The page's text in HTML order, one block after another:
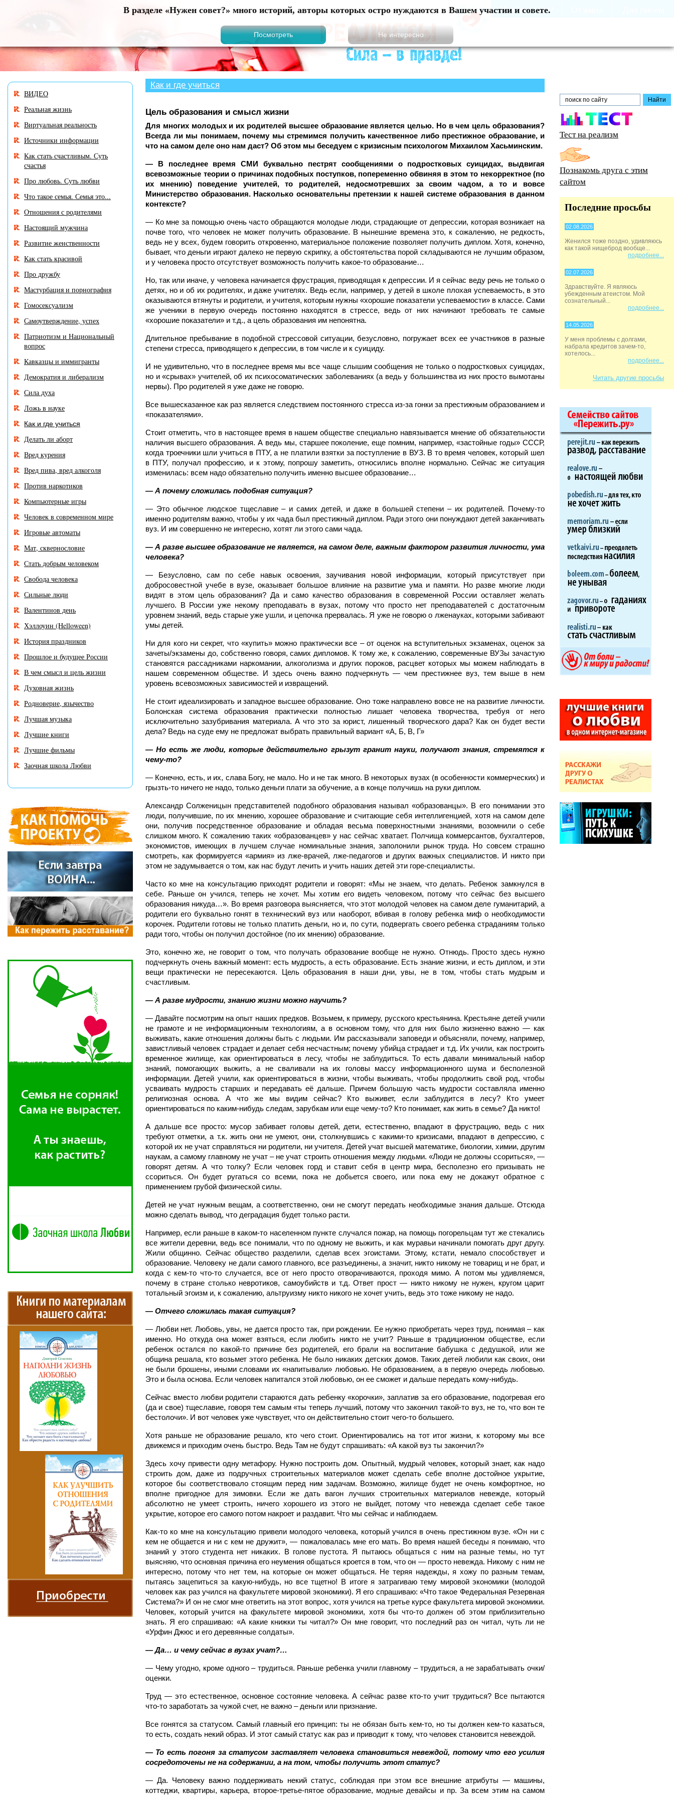
В разделе «Нужен совет?» много историй, авторы которых остро нуждаются в Вашем участии и совете.
Как и где учиться
Цель образования и смысл жизни
Для многих молодых и их родителей высшее образование является целью. Но в чем цель образования?
Всегда ли мы понимаем, почему мы стремимся получить качественное либо престижное образование, и
что на самом деле оно нам даст? Об этом мы беседуем с кризисным психологом Михаилом Хасьминским.
— В последнее время СМИ буквально пестрят сообщениями о подростковых суицидах, выдвигая
всевозможные теории о причинах подобных поступков, попеременно обвиняя в этом то некорректное (по
их мнению) поведение учителей, то родителей, недосмотревших за своим чадом, а то и вовсе
Министерство образования. Насколько основательны претензии к нашей системе образования в данном
контексте?
— Ко мне за помощью очень часто обращаются молодые люди, страдающие от депрессии, которая возникает на
почве того, что человек не может получить образование. В нынешние времена это, к сожалению, не редкость,
ведь не у всех, будем говорить откровенно, материальное положение позволяет получить диплом. Хотя, конечно,
бывает, что деньги играют далеко не первую скрипку, а обстоятельства порой складываются не лучшим образом,
и у человека просто отсутствует возможность получить какое-то образование…
Но, так или иначе, у человека начинается фрустрация, приводящая к депрессии. И я сейчас веду речь не только о
детях, но и об их родителях, и даже учителях. Ведь если, например, у детей в школе плохая успеваемость, в это
оказываются втянуты и родители, и учителя, которым нужны «хорошие показатели успеваемости» в классе. Сами
же ученики в первую очередь постоянно находятся в стрессе, ведь от них начинают требовать те самые
«хорошие показатели» и т.д., а цель образования им непонятна.
Длительное пребывание в подобной стрессовой ситуации, безусловно, погружает всех ее участников в разные
степени стресса, приводящего к депрессии, в том числе и к суициду.
И не удивительно, что в последнее время мы все чаще слышим сообщения не только о подростковых суицидах,
но и «срывах» учителей, об их психосоматических заболеваниях (а ведь у большинства из них просто вымотаны
нервы). Про родителей я уже даже не говорю.
Все вышесказанное как раз является следствием постоянного стресса из-за гонки за престижным образованием и
«показателями».
Стоит отметить, что в настоящее время в нашем обществе специально навязывается мнение об обязательности
наличия высшего образования. А ведь мы, старшее поколение, еще помним, например, «застойные годы» СССР,
когда троечники шли учиться в ПТУ, а не платили взятки за поступление в ВУЗ. В то время человек, который шел
в ПТУ, получал профессию, и к этому, попрошу заметить, относились вполне нормально. Сейчас же ситуация
изменилась: всем надо обязательно получить именно высшее образование…
— А почему сложилась подобная ситуация?
— Это обычное людское тщеславие – и самих детей, и даже в большей степени – их родителей. Почему-то
именно родителям важно, чтобы у их чада был престижный диплом. Ради этого они понуждают детей заканчивать
вуз. И им совершенно не интересно, хотят ли этого сами чада.
— А разве высшее образование не является, на самом деле, важным фактором развития личности, ума
человека?
— Безусловно, сам по себе навык освоения, заучивания новой информации, который присутствует при
добросовестной учебе в вузе, оказывает большое влияние на развитие ума и памяти. Но разве многие люди
видят в этом цель образования? Да и само качество образования в современной России оставляет желать
лучшего. В России уже некому преподавать в вузах, потому что просто нет преподавателей с достаточным
уровнем знаний, ведь старые уже ушли, и цепочка прервалась. Я уже не говорю о лженауках, которыми забивают
умы детей.
Ни для кого ни секрет, что «купить» можно практически все – от оценок на вступительных экзаменах, оценок за
зачеты/экзамены до, собственно говоря, самих дипломов. К тому же, к сожалению, современные ВУЗы зачастую
становятся рассадниками наркомании, алкоголизма и других пороков, расцвет которых мы можем наблюдать в
нашем современном обществе. И здесь очень важно подчеркнуть — чем престижнее вуз, тем выше в нем
уровень всевозможных зависимостей и извращений.
Не стоит идеализировать и западное высшее образование. Оно тоже направлено вовсе не на развитие личности.
Болонская система образования практически полностью лишает человека творчества, требуя от него
исключительно зазубривания материала. А что это за юрист, лишенный творческого дара? Как он будет вести
дела? Ведь на суде ему не предложат выбрать правильный вариант «А, Б, В, Г»
— Но есть же люди, которые действительно грызут гранит науки, получают знания, стремятся к
чему-то?
— Конечно, есть, и их, слава Богу, не мало. Но и не так много. В некоторых вузах (в особенности коммерческих) и
грызть-то ничего не надо, только деньги плати за обучение, а в конце получишь на руки диплом.
Александр Солженицын представителей подобного образования называл «образованцы». В его понимании это
люди, получившие, по их мнению, хорошее образование и считающие себя интеллигенцией, хотя на самом деле
они, получив посредственное образование и обладая весьма поверхностными знаниями, возомнили о себе
слишком много. К сожалению таких «образованцев» у нас сейчас хватает. Полчища коммерсантов, бухгалтеров,
экономистов, имеющих в лучшем случае номинальные знания, заполонили рынок труда. Но совсем страшно
смотреть, как формируется «армия» из лже-врачей, лже-педагогов и других важных специалистов. И никто при
этом не задумывается о том, как нас будут лечить и учить наших детей эти горе-специалисты.
Часто ко мне на консультацию приходят родители и говорят: «Мы не знаем, что делать. Ребенок замкнулся в
себе. Раньше он учился, теперь не хочет. Мы хотим его видеть человеком, потому что сейчас без высшего
образования никуда…». Во время разговора выясняется, что этот молодой человек на самом деле гуманитарий, а
родители его буквально гонят в технический вуз или наоборот, вбивая в голову ребенка миф о необходимости
корочек. Родители готовы не только платить деньги, но и, по сути, подвергать своего ребенка страданиям только
ради того, чтобы он получил достойное (по их мнению) образование.
Это, конечно же, не говорит о том, что получать образование вообще не нужно. Отнюдь. Просто здесь нужно
подчеркнуть очень важный момент: есть мудрость, а есть образование. Есть знание жизни, и есть диплом, и эти
вещи практически не пересекаются. Цель образования в наши дни, увы, не в том, чтобы стать мудрым и
счастливым.
— А разве мудрости, знанию жизни можно научить?
— Давайте посмотрим на опыт наших предков. Возьмем, к примеру, русского крестьянина. Крестьяне детей учили
не грамоте и не информационным технологиям, а в основном тому, что для них было жизненно важно — как
выживать, какие отношения должны быть с людьми. Им рассказывали заповеди и объясняли, почему, например,
завистливый человек страдает и делает себя несчастным; почему убийца страдает и т.д. Их учили, как построить
временное жилище, как ориентироваться в лесу, чтобы не заблудиться. То есть давали минимальный набор
знаний, помогающих выжить, а не сваливали на их головы массу информационного шума и бесполезной
информации. Детей учили, как ориентироваться в жизни, чтобы выживать, чтобы продолжить свой род, чтобы
усваивать мудрость старших и передавать её дальше. Причем большую часть мудрости составляла именно
религиозная основа. А что же мы видим сейчас? Кто выживет, если заблудится в лесу? Кто умеет
ориентироваться по каким-нибудь следам, зарубкам или еще чему-то? Кто понимает, как жить в семье? Да никто!
А дальше все просто: мусор забивает головы детей, дети, естественно, впадают в фрустрацию, ведь с них
требуют отметки, а т.к. жить они не умеют, они, столкнувшись с какими-то кризисами, впадают в депрессию, с
которой их не учат справляться ни родители, ни учителя. Детей учат высшей математике, биологии, химии, другим
наукам, а самому главному не учат – не учат строить отношения между людьми. «Люди не должны ссориться», —
говорят детям. А что толку? Если человек горд и ставит себя в центр мира, бесполезно его призывать не
ссориться. Он будет ругаться со всеми, пока не добьется своего, или пока ему не докажут обратное с
применением грубой физической силы.
Детей не учат нужным вещам, а соответственно, они не смогут передать необходимые знания дальше. Отсюда
можно сделать вывод, что деградация будет только расти.
Например, если раньше в каком-то населенном пункте случался пожар, на помощь погорельцам тут же стекались
все жители деревни, ведь все понимали, что по одному не выжить, и как муравьи начинали помогать друг другу.
Жили общинно. Сейчас общество разделили, сделав всех эгоистами. Этому, кстати, немало способствует и
образование. Человеку не дали самого главного, все разъединены, а значит, никто никому не товарищ и не брат, и
когда с кем-то что-то случается, все от него просто отворачиваются, проходя мимо. А потом мы удивляемся,
почему в стране столько невротиков, самоубийств и т.д. Ответ прост — никто никому не нужен, кругом царит
тотальный эгоизм и, к сожалению, альтруизму никто никого не хочет учить, ведь это тоже никому не надо.
— Отчего сложилась такая ситуация?
— Любви нет. Любовь, увы, не дается просто так, при рождении. Ее нужно приобретать через труд, понимая – как
именно. Но откуда она может взяться, если любить никто не учит? Раньше в традиционном обществе, если
ребенок остался по какой-то причине без родителей, его брали на воспитание бабушка с дедушкой, или же
община решала, кто возьмет этого ребенка. Не было никаких детских домов. Таких детей любили как своих, они
не были брошены, иными словами их «напитывали» любовью. Не образованием, а в первую очередь любовью.
Это и была основа. Если человек напитался этой любовью, он ее сможет и дальше передать кому-нибудь.
Сейчас вместо любви родители стараются дать ребенку «корочки», заплатив за его образование, подогревая его
(да и свое) тщеславие, говоря тем самым «ты теперь лучший, потому что закончил такой-то вуз, не то, что вон те
бестолочи». И вот человек уже чувствует, что он действительно стоит чего-то большего.
Хотя раньше не образование решало, кто чего стоит. Ориентировались на тот итог жизни, к которому мы все
движемся и приходим очень быстро. Ведь Там не будут спрашивать: «А какой вуз ты закончил?»
Здесь хочу привести одну метафору. Нужно построить дом. Опытный, мудрый человек, который знает, как надо
строить дом, даже из подручных строительных материалов может сделать себе вполне достойное укрытие,
которое бы соответствовало стоящим перед ним задачам. Возможно, жилище будет не очень комфортное, но
вполне пригодное для зимовки. Если же дать вагон лучших строительных материалов невежде, который
абсолютно не умеет строить, ничего хорошего из этого не выйдет, потому что невежда сделает себе такое
укрытие, которое его самого потом накроет и раздавит. Что мы сейчас и наблюдаем.
Как-то ко мне на консультацию привели молодого человека, который учился в очень престижном вузе. «Он ни с
кем не общается и ни с кем не дружит», — пожаловалась мне его мать. Во время нашей беседы я понимаю, что
знаний у этого студента нет никаких. В голове пустота. Я пытаюсь общаться с ним на разные темы, но тут
выясняю, что основная причина его неумения общаться кроется в том, что он — просто невежда. Никому с ним не
интересно, потому что нет тем, на которые он может общаться. Не теряя надежды, я хожу по разным темам,
пытаясь зацепиться за какую-нибудь, но все тщетно! В итоге я затрагиваю тему мировой экономики (молодой
человек как раз учился на факультете мировой экономики). Я его спрашиваю: «Что такое Федеральная Резервная
Система?» И он не смог мне ответить на этот вопрос, хотя учился на третье курсе факультета мировой экономики.
Человек, который учится на факультете мировой экономики, хотя бы что-то должен об этом приблизительно
знать. Я его спрашиваю: «А какие книжки ты читал?» Он мне говорит, что последний раз он читал, чуть ли не
«Урфин Джюс и его деревянные солдаты».
— Да… и чему сейчас в вузах учат?…
— Чему угодно, кроме одного – трудиться. Раньше ребенка учили главному – трудиться, а не зарабатывать очки/
оценки.
Труд — это естественное, основное состояние человека. А сейчас разве кто-то учит трудиться? Все пытаются
что-то заработать за чужой счет, не важно – деньги или признание.
Все гонятся за статусом. Самый главный его принцип: ты не обязан быть кем-то, но ты должен кем-то казаться,
то есть, создать некий образ. И этот самый статус как раз и приводит к тому, что человек становится невеждой.
— То есть погоня за статусом заставляет человека становиться невеждой, потому что его усилия
сосредоточены не на содержании, а на том, чтобы получить этот статус?
— Да. Человеку важно поддерживать некий статус, соблюдая при этом все внешние атрибуты — машины,
коттеджи, квартиры, карьера, второе-третье-пятое образование, модные девайсы и пр. За всем этим на самом
ВИДЕО
Реальная жизнь
Виртуальная реальность
Источники информации
Как стать счастливым. Суть
счастья
Про любовь. Суть любви
Что такое семья. Семья это...
Отношения с родителями
Настоящий мужчина
Развитие женственности
Как стать красивой
Про дружбу
Мастурбация и порнография
Гомосексуализм
Самоутверждение, успех
Патриотизм и Национальный
вопрос
Кавказцы и иммигранты
Демократия и либерализм
Сила духа
Ложь в науке
Как и где учиться
Делать ли аборт
Вред курения
Вред пива, вред алкоголя
Против наркотиков
Компьютерные игры
Человек в современном мире
Игровые автоматы
Мат, сквернословие
Стать добрым человеком
Свобода человека
Сильные люди
Валентинов день
Хэллоуин (Helloween)
История праздников
Прошлое и будущее России
В чем смысл и цель жизни
Духовная жизнь
Родноверие, язычество
Лучшая музыка
Лучшие книги
Лучшие фильмы
Заочная школа Любви
Тест на реализм
Познакомь друга с этим
сайтом
Последние просьбы
02.08.2026
Женился тоже поздно, удивляюсь
как такой нищеброд вообще...
подробнее...
02.07.2026
Здравствуйте. Я являюсь
убежденным атеистом. Мой
сознательный...
подробнее...
14.05.2026
У меня проблемы с долгами,
набрала кредитов зачем-то,
хотелось...
подробнее...
Читать другие просьбы